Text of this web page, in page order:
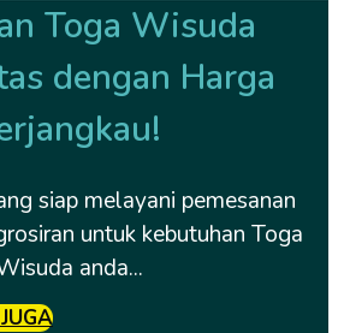
Toga Wisuda
dengan Harga
siap melayani pemesanan
untuk kebutuhan Toga
anda...